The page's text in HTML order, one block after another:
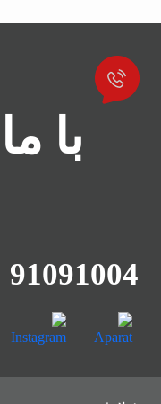
با
91091004